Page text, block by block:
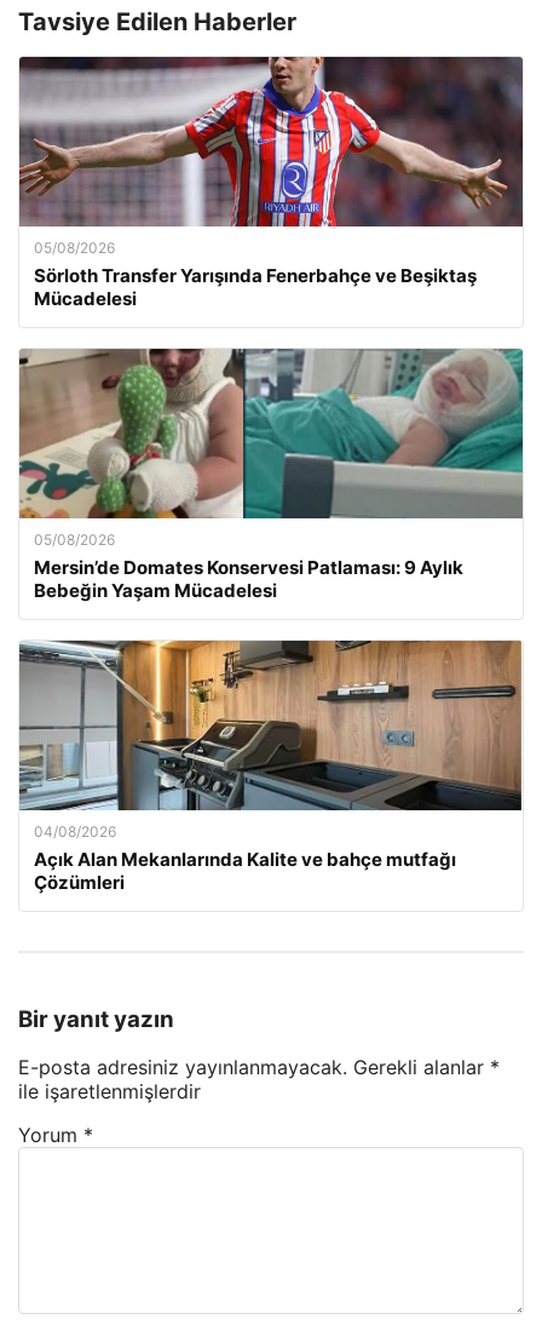
Tavsiye Edilen Haberler
05/08/2026
Sörloth Transfer Yarışında Fenerbahçe ve Beşiktaş
Mücadelesi
05/08/2026
Mersin’de Domates Konservesi Patlaması: 9 Aylık
Bebeğin Yaşam Mücadelesi
04/08/2026
Açık Alan Mekanlarında Kalite ve bahçe mutfağı
Çözümleri
Bir yanıt yazın
E-posta adresiniz yayınlanmayacak. Gerekli alanlar *
ile işaretlenmişlerdir
Yorum *